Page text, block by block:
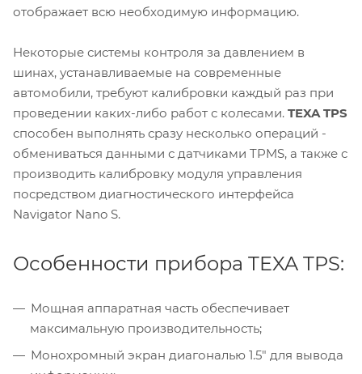
отображает всю необходимую информацию.
Некоторые системы контроля за давлением в
шинах, устанавливаемые на современные
автомобили, требуют калибровки каждый раз при
проведении каких-либо работ с колесами. TEXA TPS
способен выполнять сразу несколько операций -
обмениваться данными с датчиками TPMS, а также с
производить калибровку модуля управления
посредством диагностического интерфейса
Navigator Nano S.
Особенности прибора TEXA TPS:
Мощная аппаратная часть обеспечивает
максимальную производительность;
Монохромный экран диагональю 1.5" для вывода